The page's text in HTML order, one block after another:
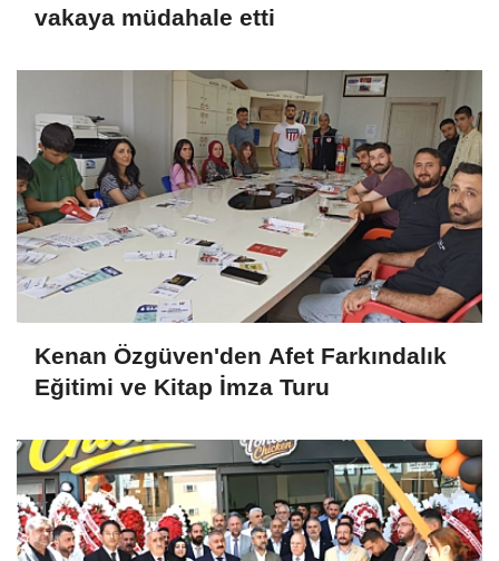
vakaya müdahale etti
Kenan Özgüven'den Afet Farkındalık
Eğitimi ve Kitap İmza Turu